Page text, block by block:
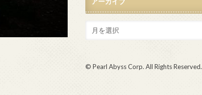
© Pearl Abyss Corp. All Rights Reserved.